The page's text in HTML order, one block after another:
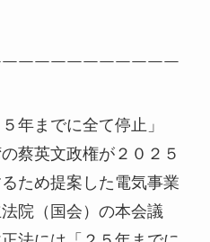
￣￣￣￣￣￣￣￣￣￣
年までに全て停止」
蔡英文政権が２０２５
ため提案した電気事業
院（国会）の本会議